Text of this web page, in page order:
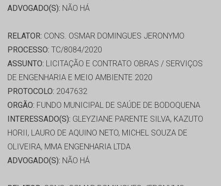
ADVOGADO(S): NÃO HÁ
RELATOR: CONS. OSMAR DOMINGUES JERONYMO
PROCESSO: TC/8084/2020
ASSUNTO: LICITAÇÃO E CONTRATO OBRAS / SERVIÇOS
DE ENGENHARIA E MEIO AMBIENTE 2020
PROTOCOLO: 2047632
ORGÃO: FUNDO MUNICIPAL DE SAÚDE DE BODOQUENA
INTERESSADO(S): GLEYZIANE PARENTE SILVA, KAZUTO
HORII, LAURO DE AQUINO NETO, MICHEL SOUZA DE
OLIVEIRA, MMA ENGENHARIA LTDA
ADVOGADO(S): NÃO HÁ